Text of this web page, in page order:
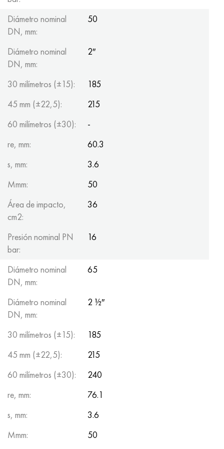
Diámetro nominal
DN, mm:
50
Diámetro nominal
DN, mm:
2″
30 milímetros (±15):
185
45 mm (±22,5):
215
60 milímetros (±30):
-
re, mm:
60.3
s, mm:
3.6
Mmm:
50
Área de impacto,
cm2:
36
Presión nominal PN
bar:
16
Diámetro nominal
DN, mm:
65
Diámetro nominal
DN, mm:
2 ½″
30 milímetros (±15):
185
45 mm (±22,5):
215
60 milímetros (±30):
240
re, mm:
76.1
s, mm:
3.6
Mmm:
50
Hastelloy C2000
Hastelloy 3
Hastelloy x
udimet 500
45X, 45h, 1.7035
45HN2MFA, k2425, 45hnmf
A40G, 44smn28, 1.0762, 46s20